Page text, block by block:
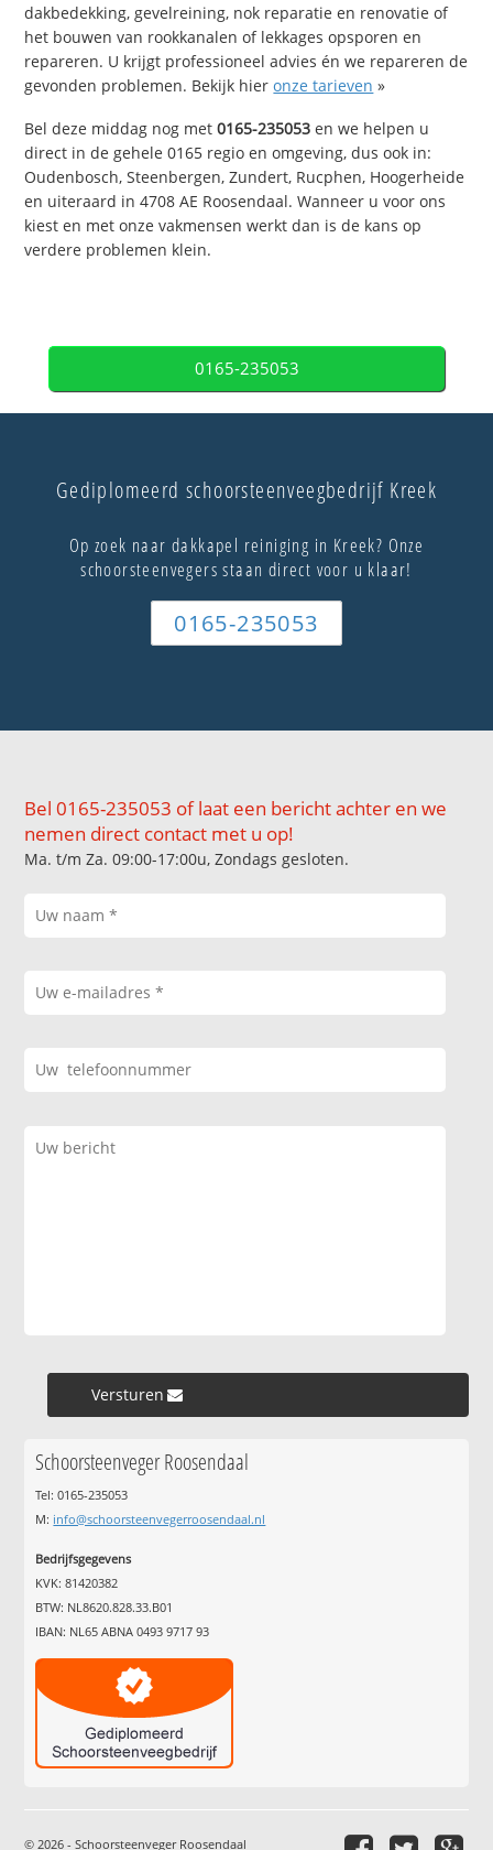
dakbedekking, gevelreining, nok reparatie en renovatie of
het bouwen van rookkanalen of lekkages opsporen en
repareren. U krijgt professioneel advies én we repareren de
gevonden problemen. Bekijk hieronze tarieven »
Bel deze middag nog met0165-235053 en we helpen u
direct in de gehele 0165 regio en omgeving, dus ook in:
Oudenbosch, Steenbergen, Zundert, Rucphen, Hoogerheide
en uiteraard in 4708 AE Roosendaal. Wanneer u voor ons
kiest en met onze vakmensen werkt dan is de kans op
verdere problemen klein.
0165-235053
Gediplomeerd schoorsteenveegbedrijf Kreek
Op zoek naar dakkapel reiniging in Kreek? Onze
schoorsteenvegers staan direct voor u klaar!
0165-235053
Bel 0165-235053 of laat een bericht achter en we
nemen direct contact met u op!
Ma. t/m Za. 09:00-17:00u, Zondags gesloten.
Versturen »
Schoorsteenveger Roosendaal
Tel: 0165-235053
M: info@schoorsteenvegerroosendaal.nl
Bedrijfsgegevens
KVK: 81420382
BTW: NL8620.828.33.B01
IBAN: NL65 ABNA 0493 9717 93
© 2026 - Schoorsteenveger Roosendaal